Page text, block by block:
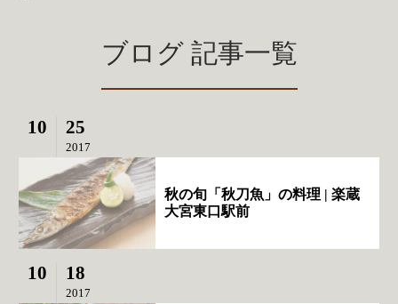
ブログ 記事一覧
10 25
2017
秋の旬「秋刀魚」の料理 | 楽蔵
大宮東口駅前
10 18
2017